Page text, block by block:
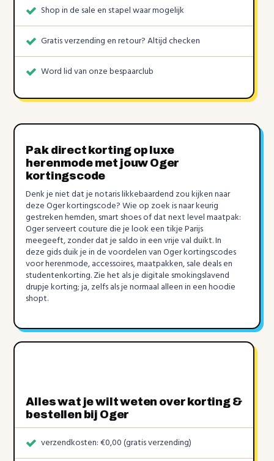
Shop in de sale en stapel waar mogelijk
Gratis verzending en retour? Altijd checken
Word lid van onze bespaarclub
Pak direct korting op luxe
herenmode met jouw Oger
kortingscode
Denk je niet dat je notaris likkebaardend zou kijken naar
deze Oger kortingscode? Wie op zoek is naar keurig
gestreken hemden, smart shoes of dat next level maatpak:
Oger serveert couture die je look een tikje Parijs
meegeeft, zonder dat je saldo in een vrije val duikt. In
deze gids duik je in de voordelen van Oger kortingscodes
voor herenmode, accessoires, maatpakken, sale deals en
studentenkorting. Zie het als je digitale smokingslavend
drupje korting; ja, zelfs als je normaal alleen in een hoodie
shopt.
Alles wat je wilt weten over korting &
bestellen bij Oger
verzendkosten: €0,00 (gratis verzending)